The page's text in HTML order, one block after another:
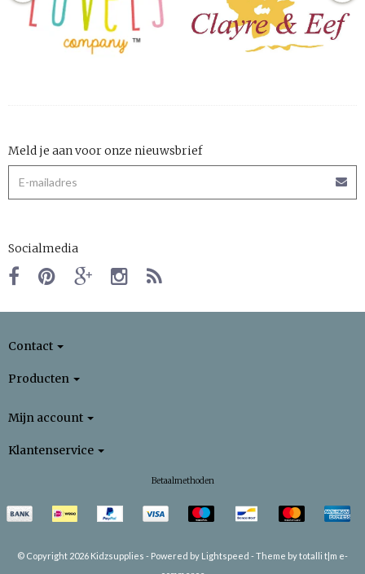
Meld je aan voor onze nieuwsbrief
Socialmedia
Contact
Producten
Mijn account
Klantenservice
Betaalmethoden
© Copyright 2026 Kidzsupplies - Powered by Lightspeed -Theme by totalli t|m e-